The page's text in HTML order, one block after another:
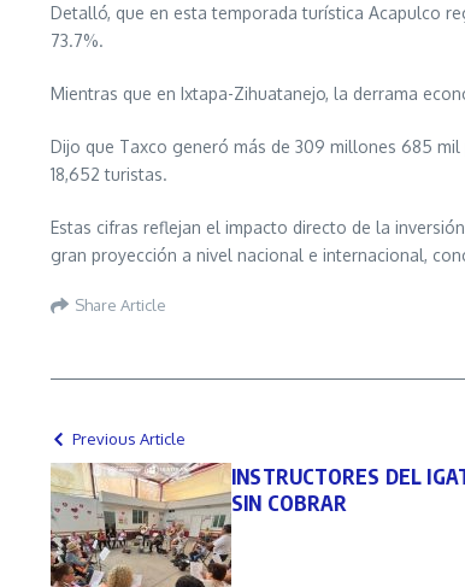
Detalló, que en esta temporada turística Acapulco
73.7%.
Mientras que en Ixtapa-Zihuatanejo, la derrama
Dijo que Taxco generó más de 309 millones 685
18,652 turistas.
Estas cifras reflejan el impacto directo de la
gran proyección a nivel nacional e internacional,
Share Article
Previous Article
INSTRUCTORES DEL
SIN COBRAR